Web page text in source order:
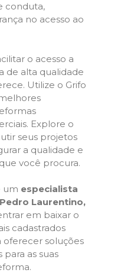
conduta,
no acesso ao
o acesso a
de alta qualidade
Utilize o Grifo
Explore o
seus projetos
a qualidade e
você procura.
um especialista
Laurentino,
em baixar o
cadastrados
oferecer soluções
as suas